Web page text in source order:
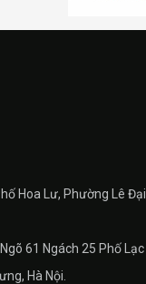
Hoa Lư, Phường Lê Đại
61 Ngách 25 Phố Lạc
Hà Nội.